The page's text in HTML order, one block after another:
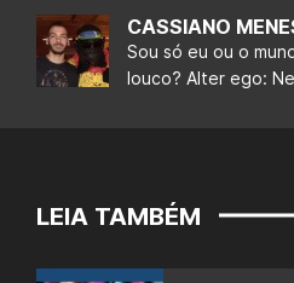
CASSIANO
Sou só eu ou o
louco? Alter ego:
LEIA TAMBÉM